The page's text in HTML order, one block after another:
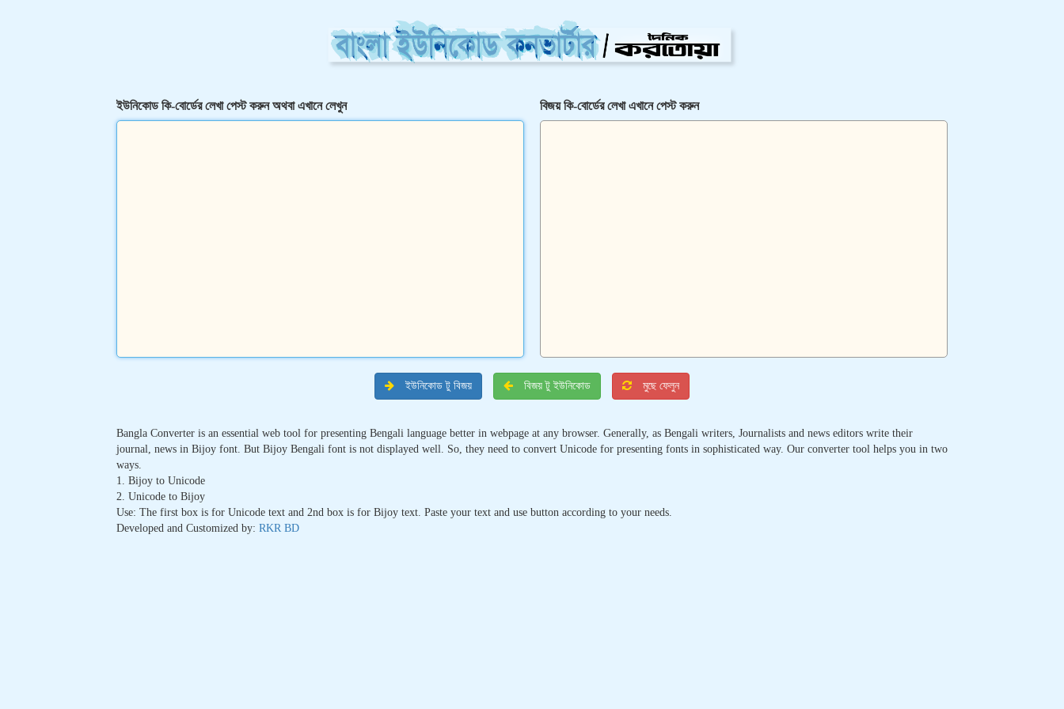
ইউনিকোড কি-বোর্ডের লেখা পেস্ট করুন অথবা এখানে লেখুন বিজয় কি-বোর্ডের লেখা এখানে পেস্ট করুন
ইউনিকোড টু বিজয় বিজয় টু ইউনিকোড মুছে ফেলুন
Bangla Converter is an essential web tool for presenting Bengali language better in webpage at any browser. Generally, as Bengali writers, Journalists and news editors write their
journal, news in Bijoy font. But Bijoy Bengali font is not displayed well. So, they need to convert Unicode for presenting fonts in sophisticated way. Our converter tool helps you in two
ways.
1. Bijoy to Unicode
2. Unicode to Bijoy
Use: The first box is for Unicode text and 2nd box is for Bijoy text. Paste your text and use button according to your needs.
Developed and Customized by: RKR BD